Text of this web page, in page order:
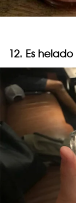
12. Es